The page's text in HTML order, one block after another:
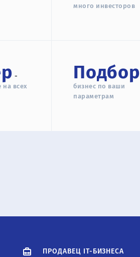
много инвесторов
-
всех
Подбор
бизнес по ваши
параметрам
ПРОДАВЕЦ IT-БИЗНЕСА